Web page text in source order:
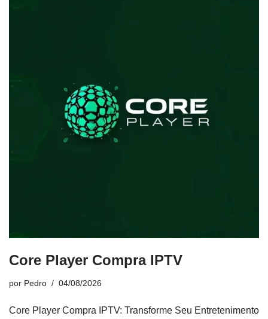
Core Player Compra IPTV
por Pedro 04/08/2026
Core Player Compra IPTV: Transforme Seu Entretenimento